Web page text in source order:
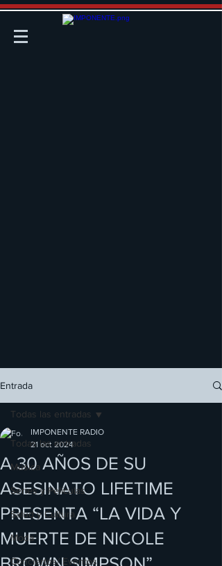
Entrada
Todas las entradas
Música
Series y Películas
Salud y Cultura
Moda
Conciertos/ Eventos
Todas las entradas
A 30 AÑOS DE SU
ASESINATO LIFETIME
PRESENTA “LA VIDA Y
MUERTE DE NICOLE
IMPONENTE RADIO
21 oct 2024